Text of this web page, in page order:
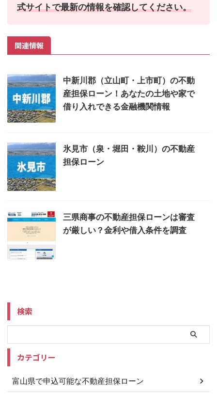
式サイトで最新の情報を確認してください。
関連情報
中新川郡（立山町・上市町）の不動
産担保ローン！あなたの土地や家で
借り入れできる金融機関情報
氷見市（泉・堀田・鞍川）の不動産
担保ローン
三県商事の不動産担保ローンは審査
が厳しい？金利や借入条件を調査
検索
カテゴリー
富山県で申込可能な不動産担保ローン